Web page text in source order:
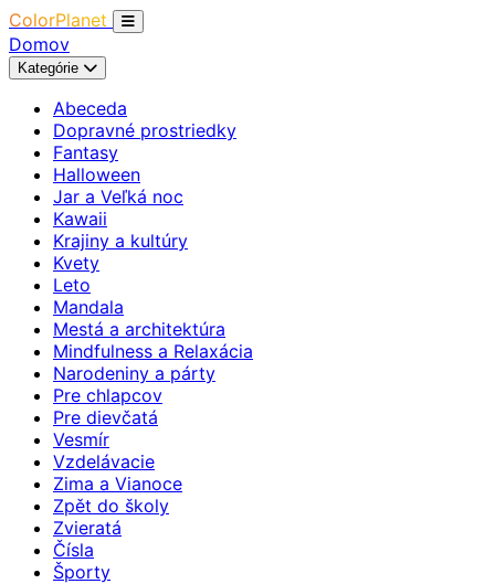
ColorPlanet
Domov
Kategórie
Abeceda
Dopravné prostriedky
Fantasy
Halloween
Jar a Veľká noc
Kawaii
Krajiny a kultúry
Kvety
Leto
Mandala
Mestá a architektúra
Mindfulness a Relaxácia
Narodeniny a párty
Pre chlapcov
Pre dievčatá
Vesmír
Vzdelávacie
Zima a Vianoce
Zpět do školy
Zvieratá
Čísla
Športy